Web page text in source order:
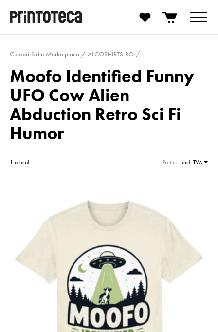
Cumpără din Marketplace ALCOSHIRTS-RO
Moofo Identified Funny
UFO Cow Alien
Abduction Retro Sci Fi
Humor
1 articol Preturi: incl. TVA